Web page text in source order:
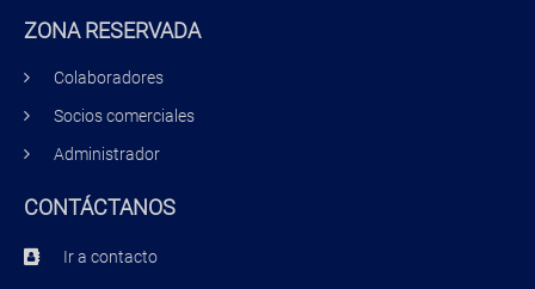
ZONA RESERVADA
Colaboradores
Socios comerciales
Administrador
CONTÁCTANOS
Ir a contacto